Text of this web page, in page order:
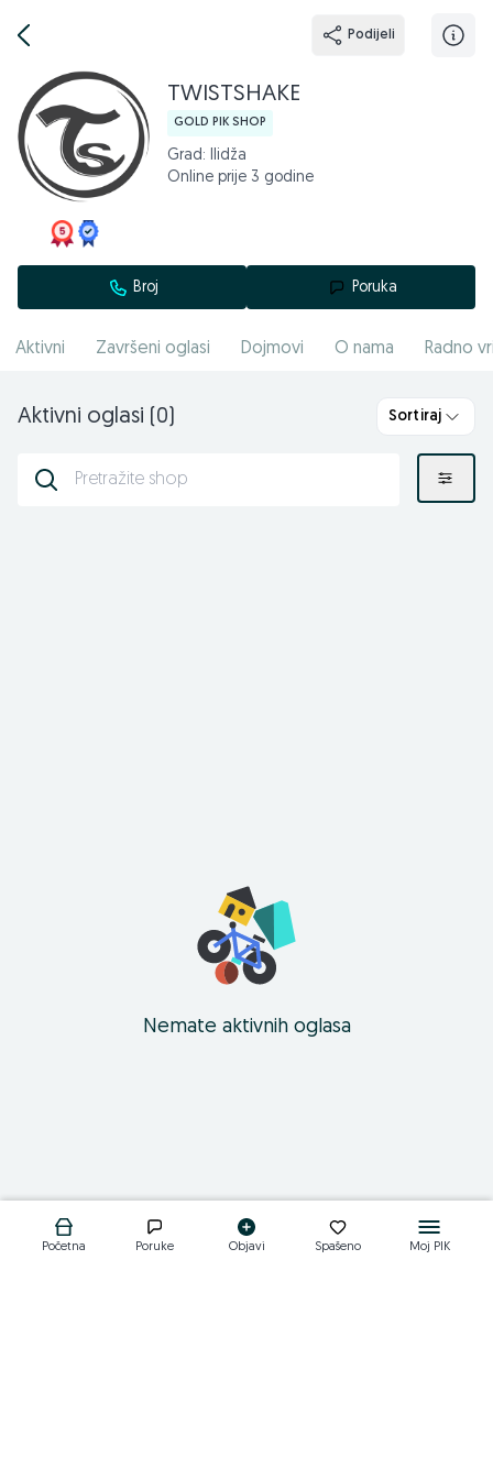
Podijeli
TWISTSHAKE
GOLD PIK SHOP
Grad: Ilidža
Online prije 3 godine
Broj Poruka
Aktivni Završeni oglasi Dojmovi O nama Radno
Aktivni oglasi (0) Sortiraj
Nemate aktivnih oglasa
Početna Poruke Objavi Spašeno Moj PIK